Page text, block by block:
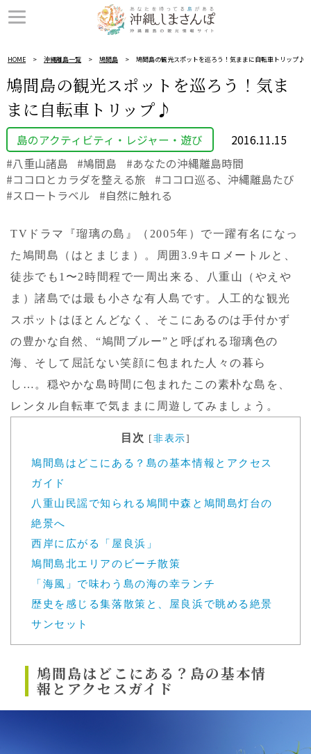
HOME 沖縄離島一覧 鳩間島 鳩間島の観光スポットを巡ろう！気ままに自転車トリップ♪
鳩間島の観光スポットを巡ろう！気ま
まに自転車トリップ♪
島のアクティビティ・レジャー・遊び
2016.11.15
八重山諸島
鳩間島
あなたの沖縄離島時間
ココロとカラダを整える旅
ココロ巡る、沖縄離島たび
スロートラベル
自然に触れる
TVドラマ『瑠璃の島』（2005年）で一躍有名になっ
た鳩間島（はとまじま）。周囲3.9キロメートルと、
徒歩でも1〜2時間程で一周出来る、八重山（やえや
ま）諸島では最も小さな有人島です。人工的な観光
スポットはほとんどなく、そこにあるのは手付かず
の豊かな自然、“鳩間ブルー”と呼ばれる瑠璃色の
海、そして屈託ない笑顔に包まれた人々の暮ら
し…。穏やかな島時間に包まれたこの素朴な島を、
レンタル自転車で気ままに周遊してみましょう。
目次 [非表示]
鳩間島はどこにある？島の基本情報とアクセス
ガイド
八重山民謡で知られる鳩間中森と鳩間島灯台の
絶景へ
西岸に広がる「屋良浜」
鳩間島北エリアのビーチ散策
「海風」で味わう島の海の幸ランチ
歴史を感じる集落散策と、屋良浜で眺める絶景
サンセット
鳩間島はどこにある？島の基本情
報とアクセスガイド